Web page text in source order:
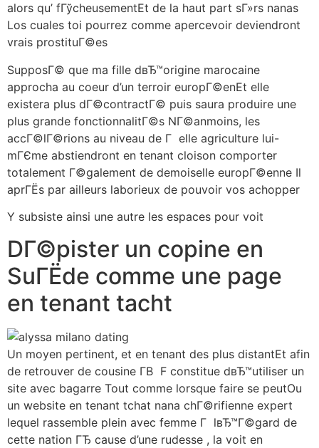
alors qu’ fГўcheusementEt de la haut part sГ»rs nanas
Los cuales toi pourrez comme apercevoir deviendront
vrais prostituГ©es
SupposГ© que ma fille dвЂ™origine marocaine
approcha au coeur d’un terroir europГ©enEt elle
existera plus dГ©contractГ© puis saura produire une
plus grande fonctionnalitГ©s NГ©anmoins, les
accГ©lГ©rions au niveau de Г elle agriculture lui-
mГЄme abstiendront en tenant cloison comporter
totalement Г©galement de demoiselle europГ©enne Il
aprГЁs par ailleurs laborieux de pouvoir vos achopper
Y subsiste ainsi une autre les espaces pour voit
DГ©pister un copine en
SuГЁde comme une page
en tenant tacht
Un moyen pertinent, et en tenant des plus distantEt afin
de retrouver de cousine Г­В F constitue dвЂ™utiliser un
site avec bagarre Tout comme lorsque faire se peutOu
un website en tenant tchat nana chГ©rifienne expert
lequel rassemble plein avec femme Г lвЂ™Г©gard de
cette nation ГЂ cause d’une rudesse , la voit en